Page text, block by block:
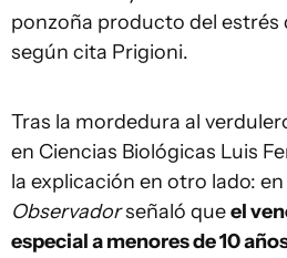
ponzoña producto del estrés
según cita Prigioni.
Tras la mordedura al
en Ciencias Biológicas Luis
la explicación en otro lado:
Observadorseñaló queel
especial a menores de 10